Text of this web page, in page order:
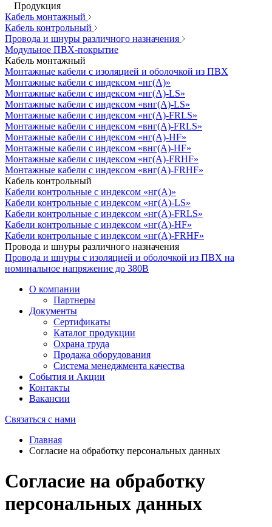
Продукция
Кабель монтажный
Кабель контрольный
Провода и шнуры различного назначения
Модульное ПВХ-покрытие
Кабель монтажный
Монтажные кабели с изоляцией и оболочкой из ПВХ
Монтажные кабели с индексом «нг(А)»
Монтажные кабели с индексом «нг(А)-LS»
Монтажные кабели с индексом «внг(А)-LS»
Монтажные кабели с индексом «нг(А)-FRLS»
Монтажные кабели с индексом «внг(А)-FRLS»
Монтажные кабели с индексом «нг(А)-HF»
Монтажные кабели с индексом «внг(А)-HF»
Монтажные кабели с индексом «нг(А)-FRHF»
Монтажные кабели с индексом «внг(А)-FRHF»
Кабель контрольный
Кабели контрольные с индексом «нг(А)»
Кабели контрольные с индексом «нг(А)-LS»
Кабели контрольные с индексом «нг(А)-FRLS»
Кабели контрольные с индексом «нг(А)-HF»
Кабели контрольные с индексом «нг(А)-FRHF»
Провода и шнуры различного назначения
Провода и шнуры с изоляцией и оболочкой из ПВХ на
номинальное напряжение до 380В
О компании
Партнеры
Документы
Сертификаты
Каталог продукции
Охрана труда
Продажа оборудования
Система менеджмента качества
События и Акции
Контакты
Вакансии
Связаться с нами
Главная
Согласие на обработку персональных данных
Согласие на обработку
персональных данных